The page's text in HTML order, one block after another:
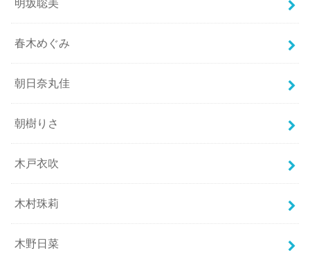
明坂聡美
春木めぐみ
朝日奈丸佳
朝樹りさ
木戸衣吹
木村珠莉
木野日菜